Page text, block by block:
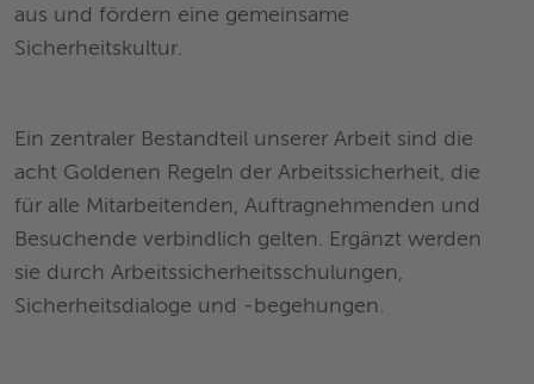
aus und fördern eine gemeinsame
Sicherheitskultur.
Ein zentraler Bestandteil unserer Arbeit sind die
acht Goldenen Regeln der Arbeitssicherheit, die
für alle Mitarbeitenden, Auftragnehmenden und
Besuchende verbindlich gelten. Ergänzt werden
sie durch Arbeitssicherheitsschulungen,
Sicherheitsdialoge und -begehungen.